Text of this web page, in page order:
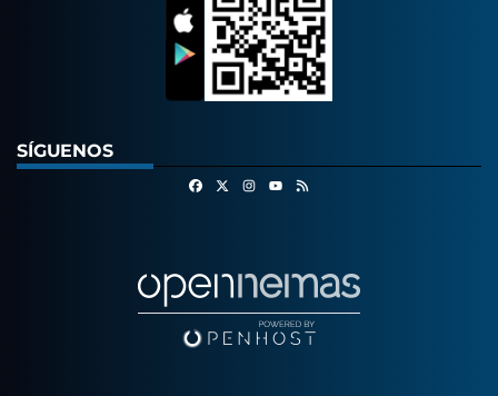
SÍGUENOS
FacebookInstagram